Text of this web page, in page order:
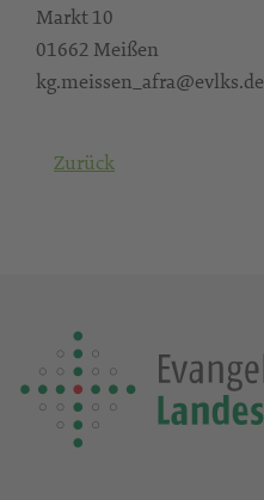
Markt 10
01662 Meißen
kg.meissen_afra@evlks.de
Zurück